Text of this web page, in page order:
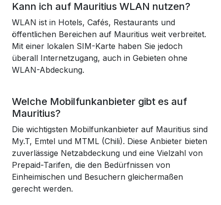
Kann ich auf Mauritius WLAN nutzen?
WLAN ist in Hotels, Cafés, Restaurants und
öffentlichen Bereichen auf Mauritius weit verbreitet.
Mit einer lokalen SIM-Karte haben Sie jedoch
überall Internetzugang, auch in Gebieten ohne
WLAN-Abdeckung.
Welche Mobilfunkanbieter gibt es auf
Mauritius?
Die wichtigsten Mobilfunkanbieter auf Mauritius sind
My.T, Emtel und MTML (Chili). Diese Anbieter bieten
zuverlässige Netzabdeckung und eine Vielzahl von
Prepaid-Tarifen, die den Bedürfnissen von
Einheimischen und Besuchern gleichermaßen
gerecht werden.